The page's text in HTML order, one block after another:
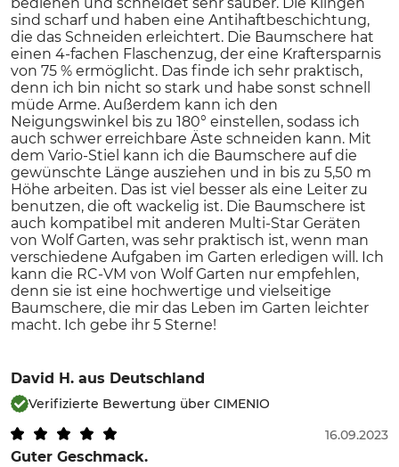
sind scharf und haben eine Antihaftbeschichtung,
die das Schneiden erleichtert. Die Baumschere hat
einen 4-fachen Flaschenzug, der eine Kraftersparnis
von 75 % ermöglicht. Das finde ich sehr praktisch,
denn ich bin nicht so stark und habe sonst schnell
müde Arme. Außerdem kann ich den
Neigungswinkel bis zu 180° einstellen, sodass ich
auch schwer erreichbare Äste schneiden kann. Mit
dem Vario-Stiel kann ich die Baumschere auf die
gewünschte Länge ausziehen und in bis zu 5,50 m
Höhe arbeiten. Das ist viel besser als eine Leiter zu
benutzen, die oft wackelig ist. Die Baumschere ist
auch kompatibel mit anderen Multi-Star Geräten
von Wolf Garten, was sehr praktisch ist, wenn man
verschiedene Aufgaben im Garten erledigen will. Ich
kann die RC-VM von Wolf Garten nur empfehlen,
denn sie ist eine hochwertige und vielseitige
Baumschere, die mir das Leben im Garten leichter
macht. Ich gebe ihr 5 Sterne!
David H. aus Deutschland
Verifizierte Bewertung über CIMENIO
Guter Geschmack.
16.09.2023